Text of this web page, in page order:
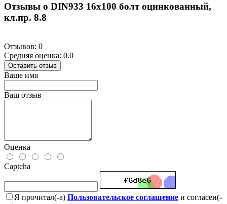
Отзывы о DIN933 16х100 болт оцинкованный,
кл.пр. 8.8
Отзывов: 0
Средняя оценка: 0.0
Оставить отзыв
Ваше имя
Ваш отзыв
Оценка
Captcha
Я прочитал(-а) Пользовательское соглашение и согласен(-